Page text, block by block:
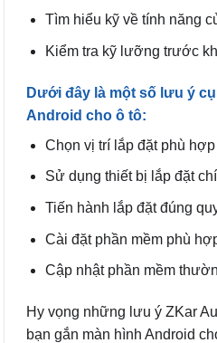
Tìm hiểu kỹ về tính năng
Kiểm tra kỹ lưỡng trước
Dưới đây là một số lưu ý
Android cho ô tô:
Chọn vị trí lắp đặt phù hợp
Sử dụng thiết bị lắp đặt
Tiến hành lắp đặt đúng
Cài đặt phần mềm phù
Cập nhật phần mềm
Hy vọng những lưu ý ZKar
bạn gắn màn hình Android